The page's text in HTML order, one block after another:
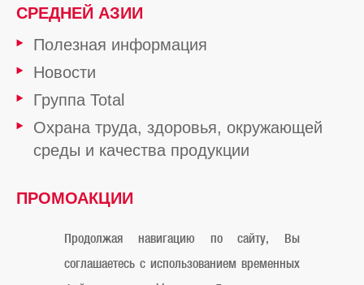
СРЕДНЕЙ АЗИИ
Полезная информация
Новости
Группа Total
Охрана труда, здоровья, окружающей
среды и качества продукции
ПРОМОАКЦИИ
Продолжая навигацию по сайту, Вы
соглашаетесь с использованием временных